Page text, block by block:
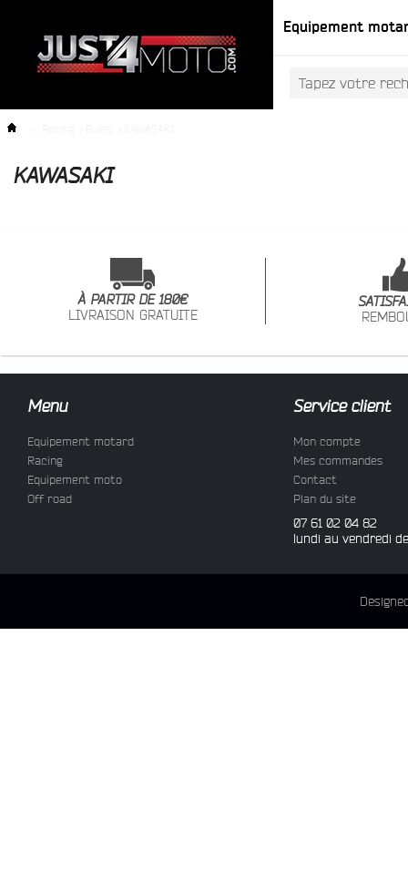
Equipement
KAWASAKI
À PARTIR DE 180€
LIVRAISON GRATUITE
Menu
Equipement motard
Racing
Equipement moto
Off road
Service client
Mon compte
Mes commandes
Contact
Plan du site
07 61 02 04 82
lundi au vendredi